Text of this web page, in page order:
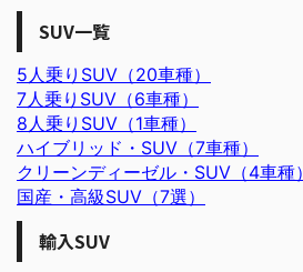
SUV一覧
5人乗りSUV（20車種）
7人乗りSUV（6車種）
8人乗りSUV（1車種）
ハイブリッド・SUV（7車種）
クリーンディーゼル・SUV（4車種）
国産・高級SUV（7選）
輸入SUV